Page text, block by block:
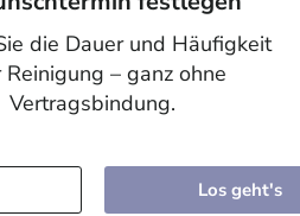
die Dauer und Häufigkeit
Reinigung – ganz ohne
Vertragsbindung.
Los geht's